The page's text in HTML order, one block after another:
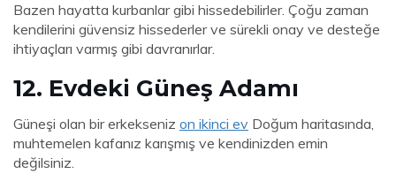
Bazen hayatta kurbanlar gibi hissedebilirler. Çoğu zaman
kendilerini güvensiz hissederler ve sürekli onay ve desteğe
ihtiyaçları varmış gibi davranırlar.
12. Evdeki Güneş Adamı
Güneşi olan bir erkekseniz on ikinci ev Doğum haritasında,
muhtemelen kafanız karışmış ve kendinizden emin
değilsiniz.